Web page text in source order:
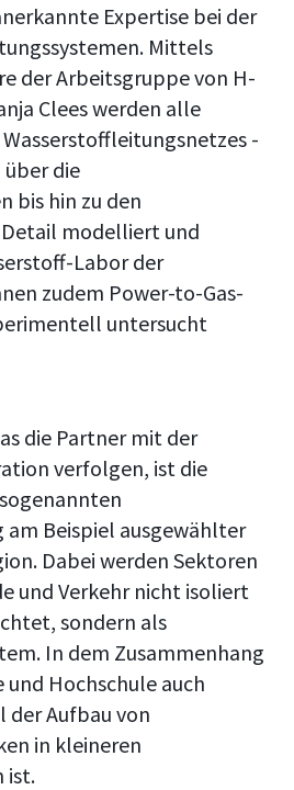
Expertise bei der
Mittels
der Arbeitsgruppe von H-
Clees werden alle
-
über die
bis hin zu den
modelliert und
Labor der
zudem Power-to-Gas-
untersucht
die Partner mit der
verfolgen, ist die
Beispiel ausgewählter
Dabei werden Sektoren
und Verkehr nicht isoliert
sondern als
In dem Zusammenhang
Hochschule auch
der Aufbau von
in kleineren
ist.